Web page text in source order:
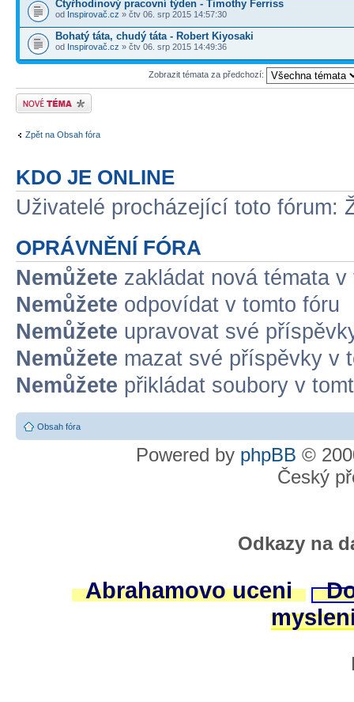
Čtyřhodinový pracovní týden - Timothy Ferriss
od Inspirovač.cz » čtv 06. srp 2015 14:57:30
Bohatý táta, chudý táta - Robert Kiyosaki
od Inspirovač.cz » čtv 06. srp 2015 14:49:36
Zobrazit témata za předchozí:
Odeslat nové téma
Zpět na Obsah fóra
KDO JE ONLINE
Uživatelé procházející toto fórum:
OPRÁVNĚNÍ FÓRA
Nemůžete zakládat nová témata v
Nemůžete odpovídat v tomto fóru
Nemůžete upravovat své
Nemůžete mazat své příspěvky v
Nemůžete přikládat soubory v
Obsah fóra
Powered by phpBB ©
Český
Odkazy na
Abrahamovo uceni